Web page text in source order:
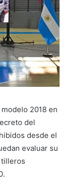
2018 en
del
desde el
evaluar su